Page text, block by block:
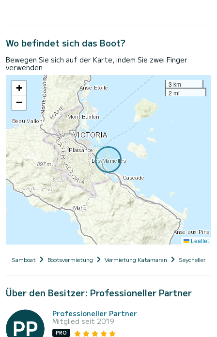
Wo befindet sich das Boot?
Bewegen Sie sich auf der Karte, indem Sie zwei Finger
verwenden
+
−
3 km
2 mi
Leaflet
Samboat Bootsvermietung Vermietung Katamaran Seychellen
Über den Besitzer: Professioneller Partner
Professioneller Partner
Mitglied seit 2019
PRO